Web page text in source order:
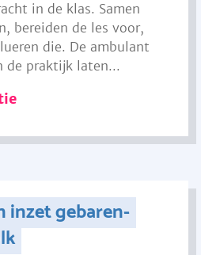
in de klas. Samen
bereiden de les voor,
die. De ambulant
de praktijk laten...
inzet gebaren-